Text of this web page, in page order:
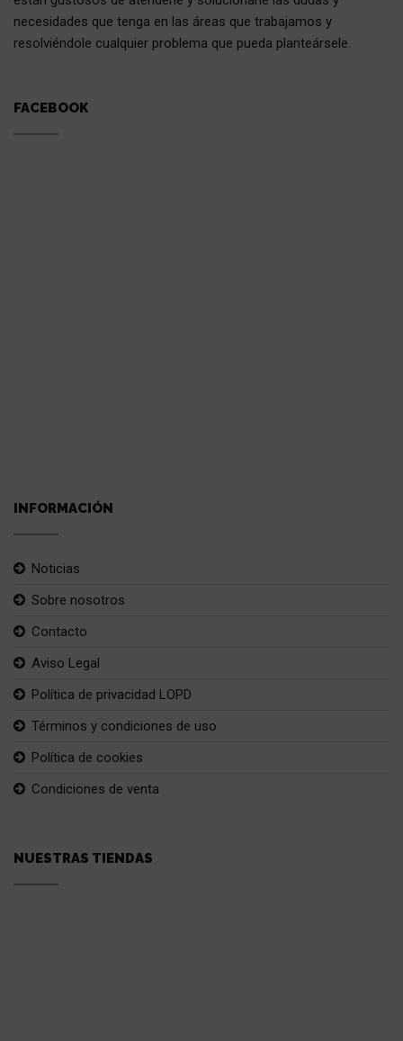
necesidades que tenga en las áreas que trabajamos y
resolviéndole cualquier problema que pueda planteársele.
FACEBOOK
INFORMACIÓN
Noticias
Sobre nosotros
Contacto
Aviso Legal
Política de privacidad LOPD
Términos y condiciones de uso
Política de cookies
Condiciones de venta
NUESTRAS TIENDAS